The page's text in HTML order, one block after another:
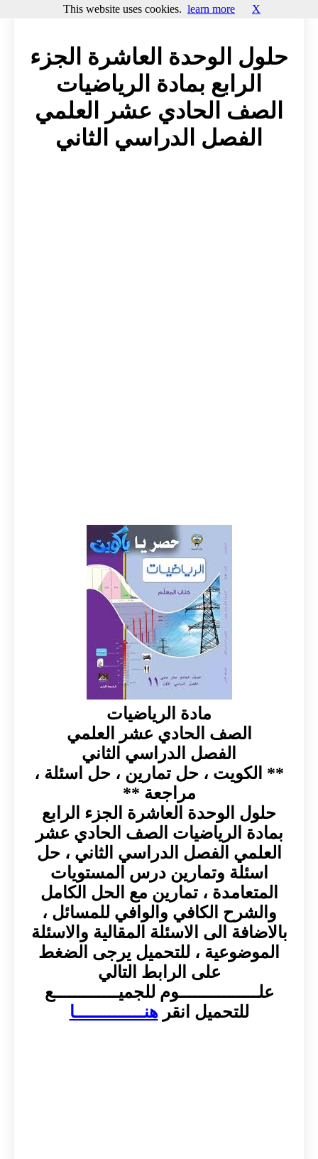
حلول الوحدة العاشرة الجزء
الرابع بمادة الرياضيات
الصف الحادي عشر العلمي
الفصل الدراسي الثاني
مادة الرياضيات
الصف الحادي عشر العلمي
الفصل الدراسي الثاني
** الكويت ، حل تمارين ، حل اسئلة ،
مراجعة **
حلول الوحدة العاشرة الجزء الرابع
بمادة الرياضيات الصف الحادي عشر
العلمي الفصل الدراسي الثاني ، حل
اسئلة وتمارين درس المستويات
المتعامدة ، تمارين مع الحل الكامل
والشرح الكافي والوافي للمسائل ،
بالاضافة الى الاسئلة المقالية والاسئلة
الموضوعية ، للتحميل يرجى الضغط
على الرابط التالي
علــــــــــــــــوم للجميـــــــــــــع
للتحميل انقرهنــــــــــــــا
This website uses cookies. learn more X